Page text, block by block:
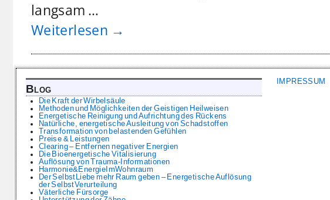
langsam …
Weiterlesen →
Blog
Die Kraft der Wirbelsäule
Methoden und Möglichkeiten der Geistigen Heilweisen
Energetische Reinigung und Aufrichtung des Rückens
Natürliche, energetische Ausleitung von Schadstoffen
Transformation von belastenden Gefühlen
Preise & Leistungen
Clearing – Entfernen negativer Energien
Die Bioenergetische Vitalisierung
Auflösung von Trauma-Informationen
Harmonie&EnergieImWohnraum
Der SelbstLiebe mehr Raum geben – Energetische Auflösung
der SelbstVerurteilung
Väterliche Fürsorge
IMPRESSUM